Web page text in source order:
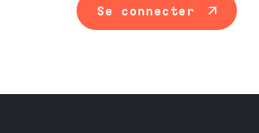
Se connecter